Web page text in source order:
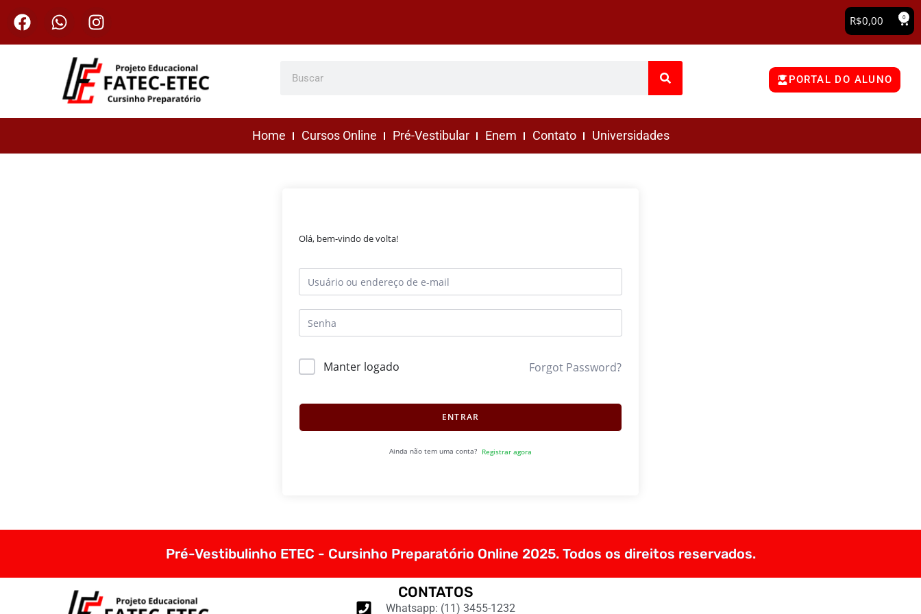
R$0,00 0
PORTAL DO ALUNO
Home Cursos Online Pré-Vestibular Enem Contato Universidades
Olá, bem-vindo de volta!
Manter logado Forgot Password?
ENTRAR
Ainda não tem uma conta? Registrar agora
Pré-Vestibulinho ETEC - Cursinho Preparatório Online 2025. Todos os direitos reservados.
CONTATOS
Whatsapp: (11) 3455-1232